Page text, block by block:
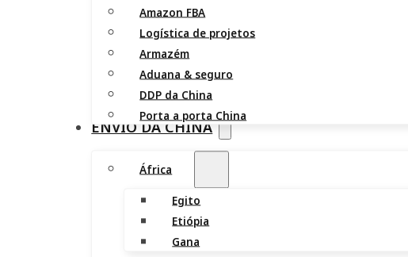
Amazon FBA
Logística de projetos
Armazém
Aduana & seguro
DDP da China
Porta a porta China
ENVIO DA CHINA
África
Egito
Etiópia
Gana